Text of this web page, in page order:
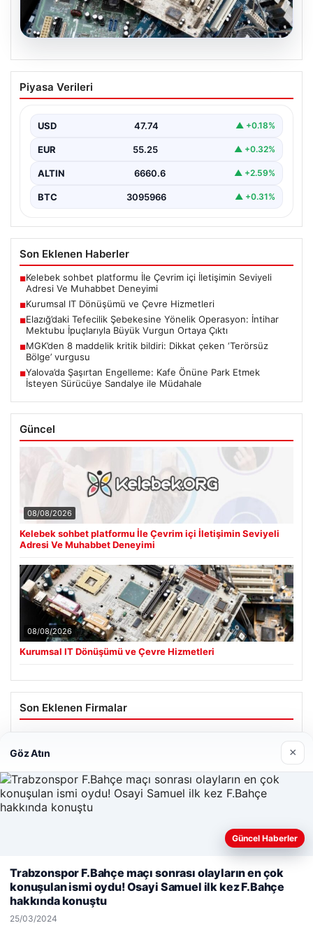
Kurumsal IT Dönüşümü ve Çevre
Hizmetleri
envanterlerini sürekli zamanda yenilemektedir. Bu
modernizasyon süreçlerinde boşa…
Piyasa Verileri
USD 47.74 ▲ +0.18%
EUR 55.25 ▲ +0.32%
ALTIN 6660.6 ▲ +2.59%
BTC 3095966 ▲ +0.31%
Son Eklenen Haberler
■Kelebek sohbet platformu İle Çevrim içi İletişimin Seviyeli
Adresi Ve Muhabbet Deneyimi
■Kurumsal IT Dönüşümü ve Çevre Hizmetleri
■Elazığ’daki Tefecilik Şebekesine Yönelik Operasyon: İntihar
Mektubu İpuçlarıyla Büyük Vurgun Ortaya Çıktı
■MGK’den 8 maddelik kritik bildiri: Dikkat çeken ‘Terörsüz
Bölge’ vurgusu
■Yalova’da Şaşırtan Engelleme: Kafe Önüne Park Etmek
İsteyen Sürücüye Sandalye ile Müdahale
Güncel
08/08/2026
Kelebek sohbet platformu İle Çevrim içi İletişimin Seviyeli
Adresi Ve Muhabbet Deneyimi
08/08/2026
Kurumsal IT Dönüşümü ve Çevre Hizmetleri
Son Eklenen Firmalar
deneyiminizi kişiselleştirmek ve geliştirmek amacıyla çerezler
kullanıyoruz.Çerez Politikamız
Kabul Et
Göz Atın ×
Güncel Haberler
Trabzonspor F.Bahçe maçı sonrası olayların en çok
konuşulan ismi oydu! Osayi Samuel ilk kez F.Bahçe
hakkında konuştu
25/03/2024